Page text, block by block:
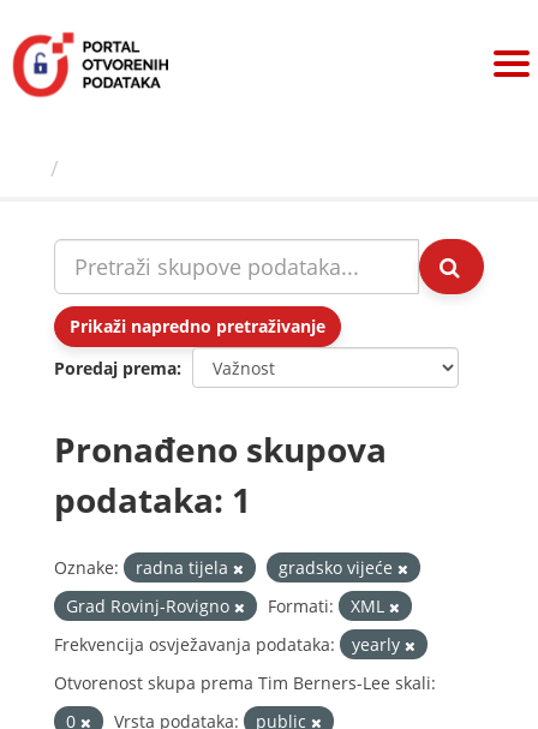
sadržaj
Prikaži napredno pretraživanje
Poredaj prema
Pronađeno skupova
podataka: 1
Oznake: radna tijela
gradsko vijeće
Grad Rovinj-Rovigno
Formati:
XML
Frekvencija osvježavanja podataka:
yearly
Otvorenost skupa prema Tim Berners-Lee skali:
0
Vrsta podataka:
public